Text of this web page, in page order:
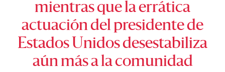
mientras que la errática
actuación del presidente de
Estados Unidos desestabiliza
aún más a la comunidad